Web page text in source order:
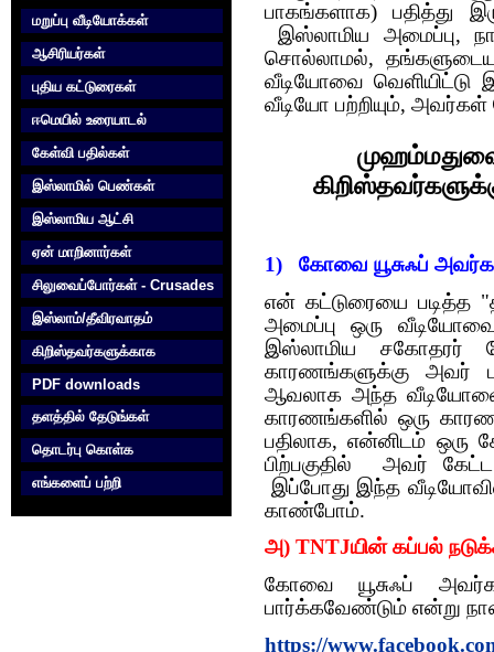
மறுப்பு வீடியோக்கள்
ஆசிரியர்கள்
புதிய கட்டுரைகள்
ஈமெயில் உரையாடல்
கேள்வி பதில்கள்
இஸ்லாமில் பெண்கள்
இஸ்லாமிய ஆட்சி
ஏன் மாறினார்கள்
சிலுவைப்போர்கள் - Crusades
இஸ்லாம்/தீவிரவாதம்
கிறிஸ்தவர்களுக்காக‌
PDF downloads
தளத்தில் தேடுங்கள்
தொடர்பு கொள்க‌
எங்களைப் பற்றி
பாகங்களாக) பதித்து
இஸ்லாமிய அமைப்பு,
சொல்லாமல், தங்களுடைய
வீடியோவை வெளியிட்டு
வீடியோ பற்றியும்,
1) கோவை யூசுஃப்
என் கட்டுரையை படித்த
அமைப்பு ஒரு
இஸ்லாமிய சகோதரர்
காரணங்களுக்கு அவர்
ஆவலாக அந்த
காரணங்களில் ஒரு
பதிலாக, என்னிடம் ஒரு
பிற்பகுதில் அவர்
இப்போது இந்த
காண்போம்.
அ) TNTJயின் கப்பல்
கோவை யூசுஃப்
பார்க்கவேண்டும் என்று
https://